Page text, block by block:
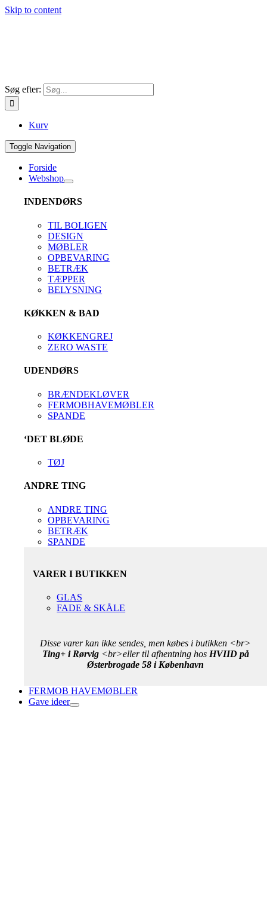
Skip to content
Søg efter:
Kurv
Toggle Navigation
Forside
Webshop
INDENDØRS
TIL BOLIGEN
DESIGN
MØBLER
OPBEVARING
BETRÆK
TÆPPER
BELYSNING
KØKKEN & BAD
KØKKENGREJ
ZERO WASTE
UDENDØRS
BRÆNDEKLØVER
FERMOBHAVEMØBLER
SPANDE
‘DET BLØDE
TØJ
ANDRE TING
ANDRE TING
OPBEVARING
BETRÆK
SPANDE
VARER I BUTIKKEN
GLAS
FADE & SKÅLE
Disse varer kan ikke sendes, men købes i butikken <br>
Ting+ i Rørvig<br>eller til afhentning hos HVIID på
Østerbrogade 58 i København
FERMOB HAVEMØBLER
Gave ideer